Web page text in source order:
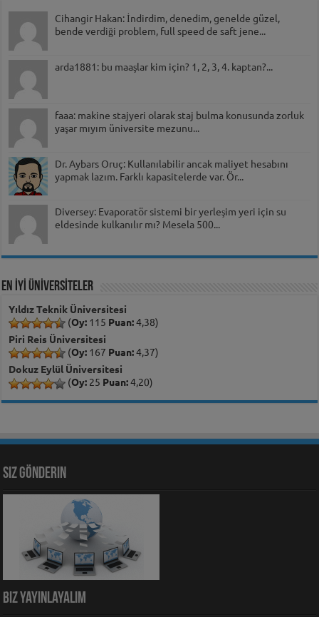
Cihangir Hakan: İndirdim, denedim, genelde güzel,
bende verdiği problem, full speed de saft jene...
arda1881: bu maaşlar kim için? 1, 2, 3, 4. kaptan?...
faaa: makine stajyeri olarak staj bulma konusunda zorluk
yaşar mıyım üniversite mezunu...
Dr. Aybars Oruç: Kullanılabilir ancak maliyet hesabını
yapmak lazım. Farklı kapasitelerde var. Ör...
Diversey: Evaporatör sistemi bir yerleşim yeri için su
eldesinde kulkanılır mı? Mesela 500...
EN İYİ ÜNİVERSİTELER
Yıldız Teknik Üniversitesi
(Oy: 115 Puan:4,38)
Piri Reis Üniversitesi
(Oy: 167 Puan:4,37)
Dokuz Eylül Üniversitesi
(Oy: 25 Puan:4,20)
Siz Gönderin
Biz Yayınlayalım